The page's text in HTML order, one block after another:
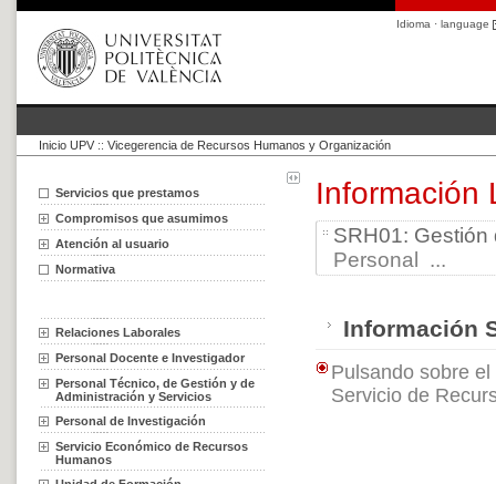
Idioma · language
Inicio UPV :: Vicegerencia de Recursos Humanos y Organización
Servicios que prestamos
Compromisos que asumimos
Atención al usuario
Normativa
Relaciones Laborales
Personal Docente e Investigador
Personal Técnico, de Gestión y de
Administración y Servicios
Personal de Investigación
Servicio Económico de Recursos
Humanos
Información
SRH01:
Personal ...
Información
Pulsando sobre
Servicio de